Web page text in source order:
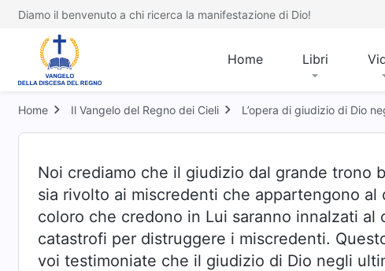
Diamo il benvenuto a chi ricerca la manifestazione di Dio!
Home Libri
Home Il Vangelo del Regno dei Cieli L’opera di giudizio di Dio
Noi crediamo che il giudizio dal grande trono
sia rivolto ai miscredenti che appartengono al
coloro che credono in Lui saranno innalzati
catastrofi per distruggere i miscredenti.
voi testimoniate che il giudizio di Dio negli